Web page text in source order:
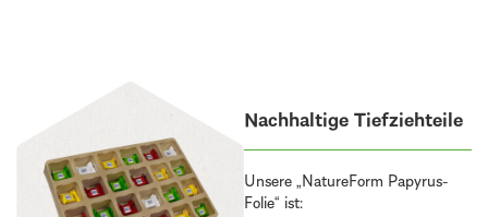
Nachhaltige Tiefziehteile
Unsere „NatureForm Papyrus-
Folie“ ist: